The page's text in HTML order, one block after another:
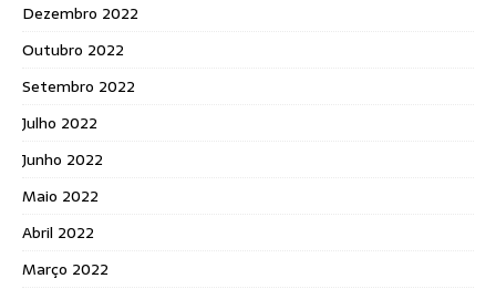
Dezembro 2022
Outubro 2022
Setembro 2022
Julho 2022
Junho 2022
Maio 2022
Abril 2022
Março 2022